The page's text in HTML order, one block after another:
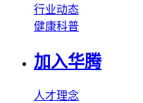
行业动态
健康科普
加入华腾
人才理念